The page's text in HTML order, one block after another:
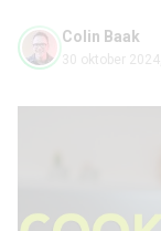
Colin Baak
30 oktober